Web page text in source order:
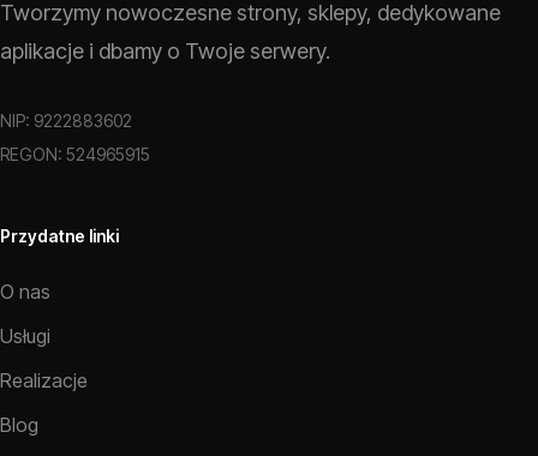
Tworzymy nowoczesne strony, sklepy, dedykowane
aplikacje i dbamy o Twoje serwery.
NIP: 9222883602
REGON: 524965915
Przydatne linki
O nas
Usługi
Realizacje
Blog